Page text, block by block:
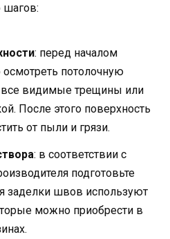
шагов:
: перед началом
потолочную
все видимые трещины или
После этого поверхность
от пыли и грязи.
: в соответствии с
подготовьте
заделки швов используют
можно приобрести в